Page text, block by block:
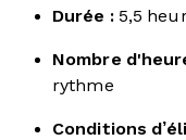
Durée :5,5
Nombre
rythme
Conditions